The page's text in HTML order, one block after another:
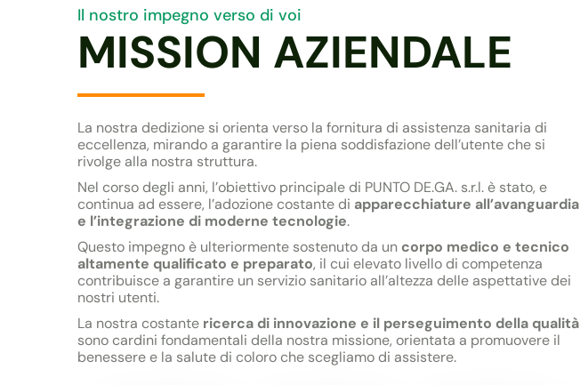
Il nostro impegno verso di voi
MISSION AZIENDALE
La nostra dedizione si orienta verso la fornitura di assistenza sanitaria di
eccellenza, mirando a garantire la piena soddisfazione dell’utente che si
rivolge alla nostra struttura.
Nel corso degli anni, l’obiettivo principale di PUNTO DE.GA. s.r.l. è stato, e
continua ad essere, l’adozione costante di apparecchiature all’avanguardia
e l’integrazione di moderne tecnologie.
Questo impegno è ulteriormente sostenuto da un corpo medico e tecnico
altamente qualificato e preparato, il cui elevato livello di competenza
contribuisce a garantire un servizio sanitario all’altezza delle aspettative dei
nostri utenti.
La nostra costante ricerca di innovazione e il perseguimento della qualità
sono cardini fondamentali della nostra missione, orientata a promuovere il
benessere e la salute di coloro che scegliamo di assistere.